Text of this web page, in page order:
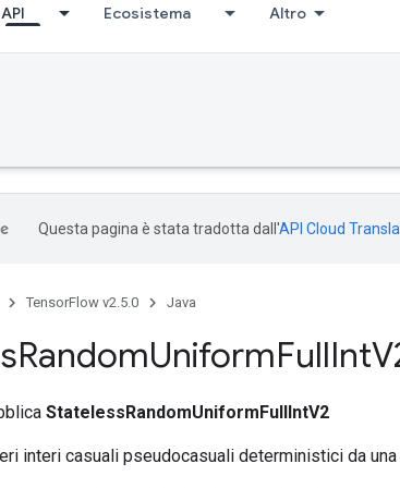
API Ecosistema Altro
Questa pagina è stata tradotta dall'API Cloud
TensorFlow v2.5.0 Java
RandomUniformFullInt
StatelessRandomUniformFullIntV2
interi casuali pseudocasuali deterministici da